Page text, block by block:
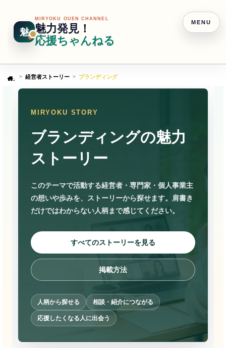
魅
MIRYOKU OUEN CHANNEL
魅力発見！
応援ちゃんねる
Home 経営者ストーリー ブランディング
MIRYOKU STORY
ブランディングの魅力
ストーリー
このテーマで活動する経営者・専門家・個人事業主
の想いや歩みを、ストーリーから探せます。肩書き
だけではわからない人柄まで感じてください。
すべてのストーリーを見る
掲載方法
人柄から探せる 相談・紹介につながる
応援したくなる人に出会う
MENU